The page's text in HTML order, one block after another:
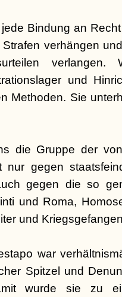
Bindung an
verhängen
verlangen.
und
Methoden. Sie
die Gruppe der
gegen
gegen die so
und Roma,
und
war
Spitzel und
wurde sie zu